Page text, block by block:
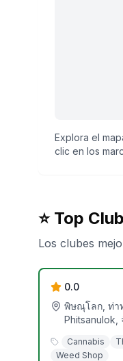
Explora el
clic en los
⭐ Top
Los clubes
High
0.0
พิษณุโลก, ท่า
Phitsanulok,
Cannabis
Weed Shop